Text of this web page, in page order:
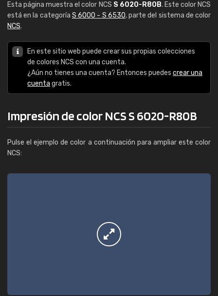
Esta página muestra el color NCS S 6020-R80B. Este color NCS
está en la categoría S 6000 - S 6530, parte del sistema de color
NCS.
En este sitio web puede crear sus propias colecciones
de colores NCS con una cuenta.
¿Aún no tienes una cuenta? Entonces puedes crear una
cuenta gratis.
Impresión de color NCS S 6020-R80B
Pulse el ejemplo de color a continuación para ampliar este color
NCS: